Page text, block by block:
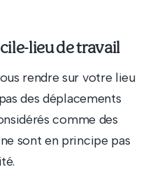
lieu de travail
rendre sur votre lieu
des déplacements
comme des
sont en principe pas